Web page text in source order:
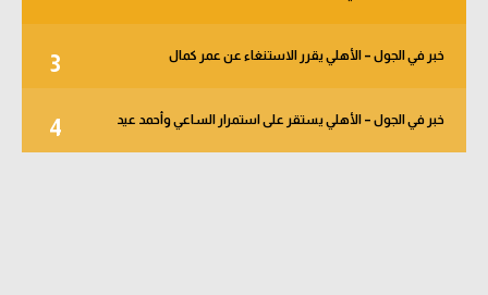
3 خبر في الجول – الأهلي يقرر الاستنغاء عن عمر كمال
4 خبر في الجول – الأهلي يستقر على استمرار الساعي وأحمد عيد